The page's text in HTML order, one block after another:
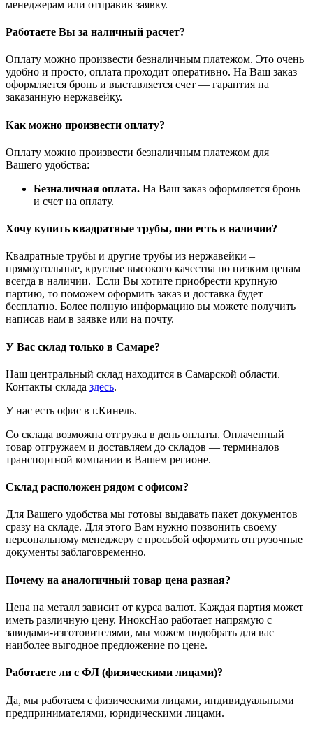
менеджерам или отправив заявку.
Работаете Вы за наличный расчет?
Оплату можно произвести безналичным платежом. Это очень
удобно и просто, оплата проходит оперативно. На Ваш заказ
оформляется бронь и выставляется счет — гарантия на
заказанную нержавейку.
Как можно произвести оплату?
Оплату можно произвести безналичным платежом для
Вашего удобства:
Безналичная оплата. На Ваш заказ оформляется бронь
и счет на оплату.
Хочу купить квадратные трубы, они есть в наличии?
Квадратные трубы и другие трубы из нержавейки –
прямоугольные, круглые высокого качества по низким ценам
всегда в наличии. Если Вы хотите приобрести крупную
партию, то поможем оформить заказ и доставка будет
бесплатно. Более полную информацию вы можете получить
написав нам в заявке или на почту.
У Вас склад только в Самаре?
Наш центральный склад находится в Самарской области.
Контакты склада здесь.
У нас есть офис в г.Кинель.
Со склада возможна отгрузка в день оплаты. Оплаченный
товар отгружаем и доставляем до складов — терминалов
транспортной компании в Вашем регионе.
Склад расположен рядом с офисом?
Для Вашего удобства мы готовы выдавать пакет документов
сразу на складе. Для этого Вам нужно позвонить своему
персональному менеджеру с просьбой оформить отгрузочные
документы заблаговременно.
Почему на аналогичный товар цена разная?
Цена на металл зависит от курса валют. Каждая партия может
иметь различную цену. ИноксНао работает напрямую с
заводами-изготовителями, мы можем подобрать для вас
наиболее выгодное предложение по цене.
Работаете ли с ФЛ (физическими лицами)?
Да, мы работаем с физическими лицами, индивидуальными
предпринимателями, юридическими лицами.